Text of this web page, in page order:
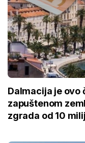
Dalmacija je ovo
zapuštenom
zgrada od 10